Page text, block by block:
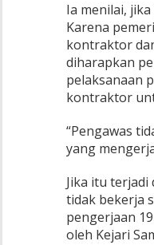
Ia menilai,
Karena
kontraktor
diharapkan
pelaksanaan
kontraktor
“Pengawas
yang
Jika itu
tidak bekerja
pengerjaan
oleh Kejari